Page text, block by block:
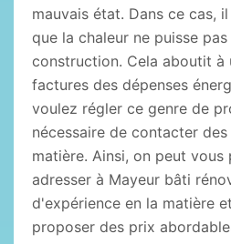
mauvais état. Dans ce cas,
que la chaleur ne puisse
construction. Cela aboutit à
factures des dépenses
voulez régler ce genre de
nécessaire de contacter
matière. Ainsi, on peut
adresser à Mayeur bâti
d'expérience en la matière
proposer des prix